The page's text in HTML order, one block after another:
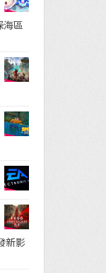
海區
新影